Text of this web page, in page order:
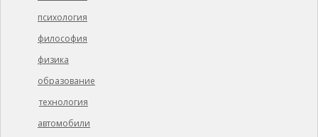
психология
философия
физика
образование
технология
автомобили